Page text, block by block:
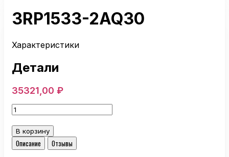
3RP1533-2AQ30
Характеристики
Детали
35321,00 ₽
Количество
товара
3RP1533-
2AQ30
В корзину
Описание
Отзывы